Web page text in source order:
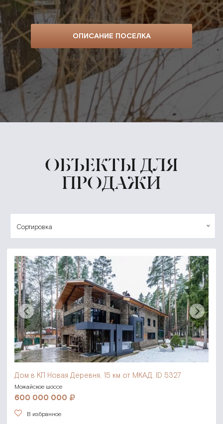
ОПИСАНИЕ ПОСЕЛКА
ОБЪЕКТЫ ДЛЯ
ПРОДАЖИ
Сортировка
Дом в КП Новая Деревня, 15 км от МКАД, ID 5327
Можайское шоссе
600 000 000
В избранное